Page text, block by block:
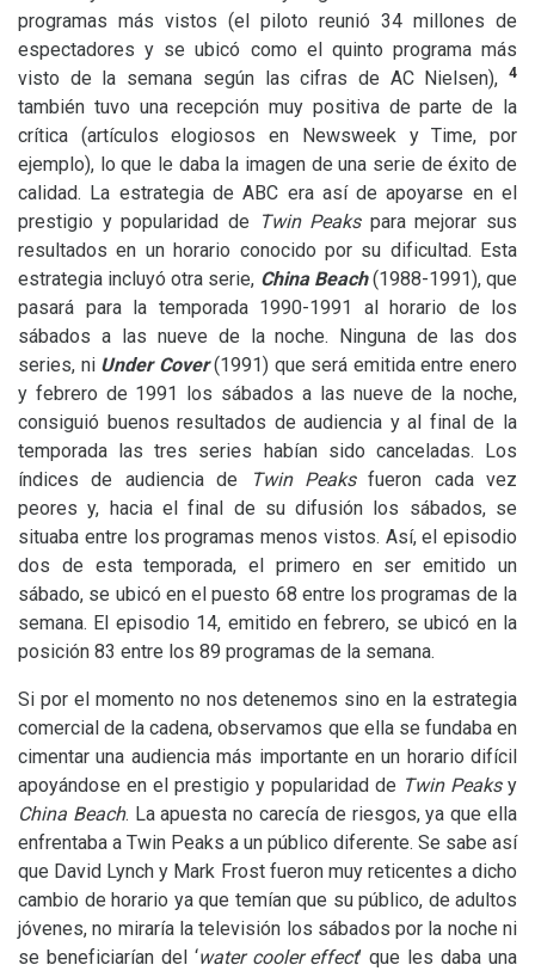
programas más vistos (el piloto reunió 34 millones de
espectadores y se ubicó como el quinto programa más
visto de la semana según las cifras de ACNielsen),4
también tuvo una recepción muy positiva de parte de la
crítica (artículos elogiosos en Newsweek y Time, por
ejemplo), lo que le daba la imagen de una serie de éxito de
calidad. La estrategia deABC era así de apoyarse en el
prestigio y popularidad de
Twin Peakspara mejorar sus
resultados en un horario conocido por su dificultad. Esta
estrategia incluyó otra serie, China Beach(1988-1991), que
pasará para la temporada 1990-1991 al horario de los
sábados a las nueve de la noche. Ninguna de las dos
series, ni Under Cover(1991) que será emitida entre enero
y febrero de 1991 los sábados a las nueve de la noche,
consiguió buenos resultados de audiencia y al final de la
temporada las tres series habían sido canceladas. Los
índices de audiencia de
Twin Peaksfueron cada vez
peores y, hacia el final de su difusión los sábados, se
situaba entre los programas menos vistos. Así, el episodio
dos de esta temporada, el primero en ser emitido un
sábado, se ubicó en el puesto 68 entre los programas de la
semana. El episodio 14, emitido en febrero, se ubicó en la
posición 83 entre los 89 programas de la semana.
Si por el momento no nos detenemos sino en la estrategia
comercial de la cadena, observamos que ella se fundaba en
cimentar una audiencia más importante en un horario difícil
apoyándose en el prestigio y popularidad de Twin Peaksy
China Beach. La apuesta no carecía de riesgos, ya que ella
enfrentaba a Twin Peaks a un público diferente. Se sabe así
que David Lynch y Mark Frost fueron muy reticentes a dicho
cambio de horario ya que temían que su público, de adultos
jóvenes, no miraría la televisión los sábados por la noche ni
se beneficiarían del ‘water cooler effect’ que les daba una